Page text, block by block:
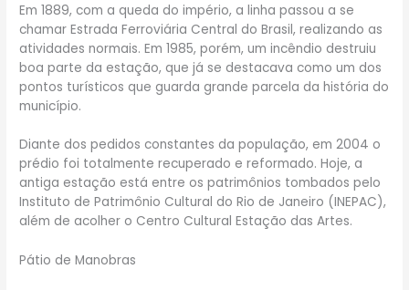
Em 1889, com a queda do império, a linha passou a se
chamar Estrada Ferroviária Central do Brasil, realizando as
atividades normais. Em 1985, porém, um incêndio destruiu
boa parte da estação, que já se destacava como um dos
pontos turísticos que guarda grande parcela da história do
município.
Diante dos pedidos constantes da população, em 2004 o
prédio foi totalmente recuperado e reformado. Hoje, a
antiga estação está entre os patrimônios tombados pelo
Instituto de Patrimônio Cultural do Rio de Janeiro (INEPAC),
além de acolher o Centro Cultural Estação das Artes.
Pátio de Manobras